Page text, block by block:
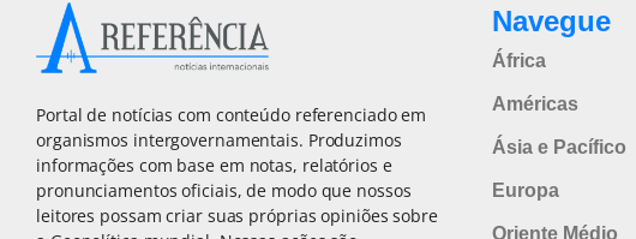
Portal de notícias com conteúdo referenciado em
organismos intergovernamentais. Produzimos
informações com base em notas, relatórios e
pronunciamentos oficiais, de modo que nossos
leitores possam criar suas próprias opiniões sobre
Navegue
África
Américas
Ásia e Pacífico
Europa
Oriente Médio